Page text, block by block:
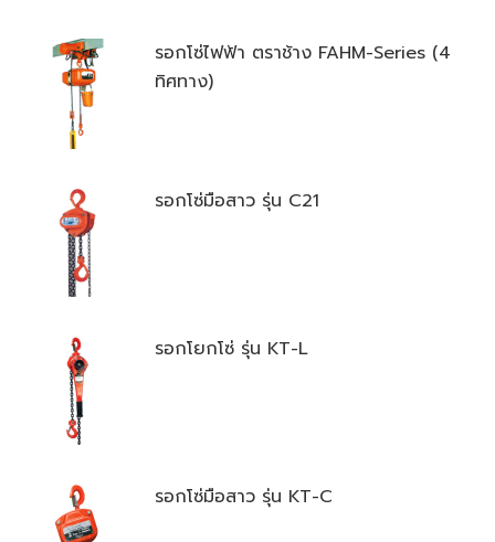
รอกโซ่ไฟฟ้า ตราช้าง FAHM-Series (4
ทิศทาง)
รอกโซ่มือสาว รุ่น C21
รอกโยกโซ่ รุ่น KT-L
รอกโซ่มือสาว รุ่น KT-C